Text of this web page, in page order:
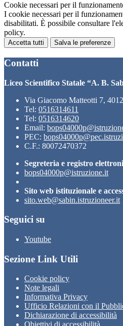
Cookie necessari per il
I cookie necessari per il
disabilitati. È possibile consultare
policy.
Accetta tutti Salva le preferenze
Contatti
Liceo Scientifico Statale “A. B.
Via Giacomo Matteotti 7,
Tel: 0516314611
Tel: 0516314620
Email:
PEC:
C.F.: 80072470372
Segreteria e registro
bops04000p@istruzione.it
Sito web istituzionale e
sito.web@sabin.istruzioneer.it
Seguici su
Youtube
Sezione Link Utili
Cookie policy
Note legali
Informativa Privacy
Ufficio Relazioni con il
Dichiarazione di accessibilità